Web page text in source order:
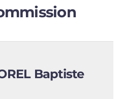
Baptiste